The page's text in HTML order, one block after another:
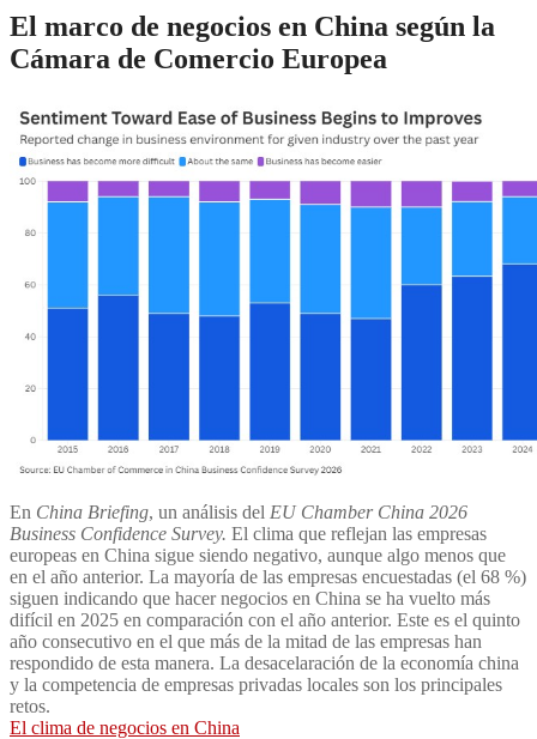
El marco de negocios en China según la
Cámara de Comercio Europea
En China Briefing, un análisis del EU Chamber China 2026
Business Confidence Survey. El clima que reflejan las empresas
europeas en China sigue siendo negativo, aunque algo menos que
en el año anterior. La mayoría de las empresas encuestadas (el 68 %)
siguen indicando que hacer negocios en China se ha vuelto más
difícil en 2025 en comparación con el año anterior. Este es el quinto
año consecutivo en el que más de la mitad de las empresas han
respondido de esta manera. La desacelaración de la economía china
y la competencia de empresas privadas locales son los principales
retos.
El clima de negocios en China